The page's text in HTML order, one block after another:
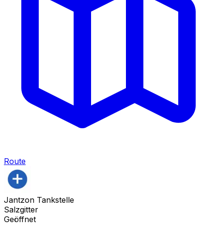
Route
Jantzon Tankstelle
Salzgitter
Geöffnet